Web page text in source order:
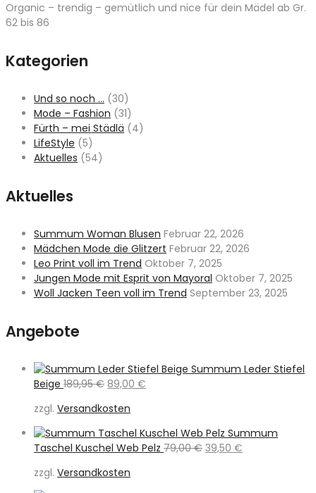
Organic – trendig – gemütlich und nice für dein Mädel ab Gr.
62 bis 86
Kategorien
Und so noch … (30)
Mode – Fashion (31)
Fürth – mei Städlä (4)
LifeStyle (5)
Aktuelles (54)
Aktuelles
Summum Woman Blusen Februar 22, 2026
Mädchen Mode die Glitzert Februar 22, 2026
Leo Print voll im Trend Oktober 7, 2025
Jungen Mode mit Esprit von Mayoral Oktober 7, 2025
Woll Jacken Teen voll im Trend September 23, 2025
Angebote
Summum Leder Stiefel
Beige 189,95€ Ursprünglicher
war:
189,95 €
89,00 €
89,00 €.
zzgl. Versandkosten
Summum
Taschel Kuschel Web Pelz 79,00€ Ursprünglicher
39,50 €
zzgl. Versandkosten